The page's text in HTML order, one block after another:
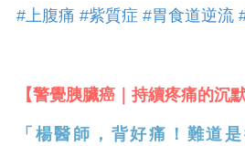
#上腹痛 #紫質症 #胃食道逆流
【警覺胰臟癌｜持續疼痛的沉默
「楊醫師，背好痛！難道